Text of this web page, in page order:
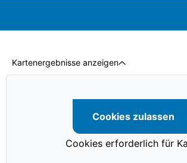
Kartenergebnisse anzeigen
Cookies zulassen
Cookies erforderlich für